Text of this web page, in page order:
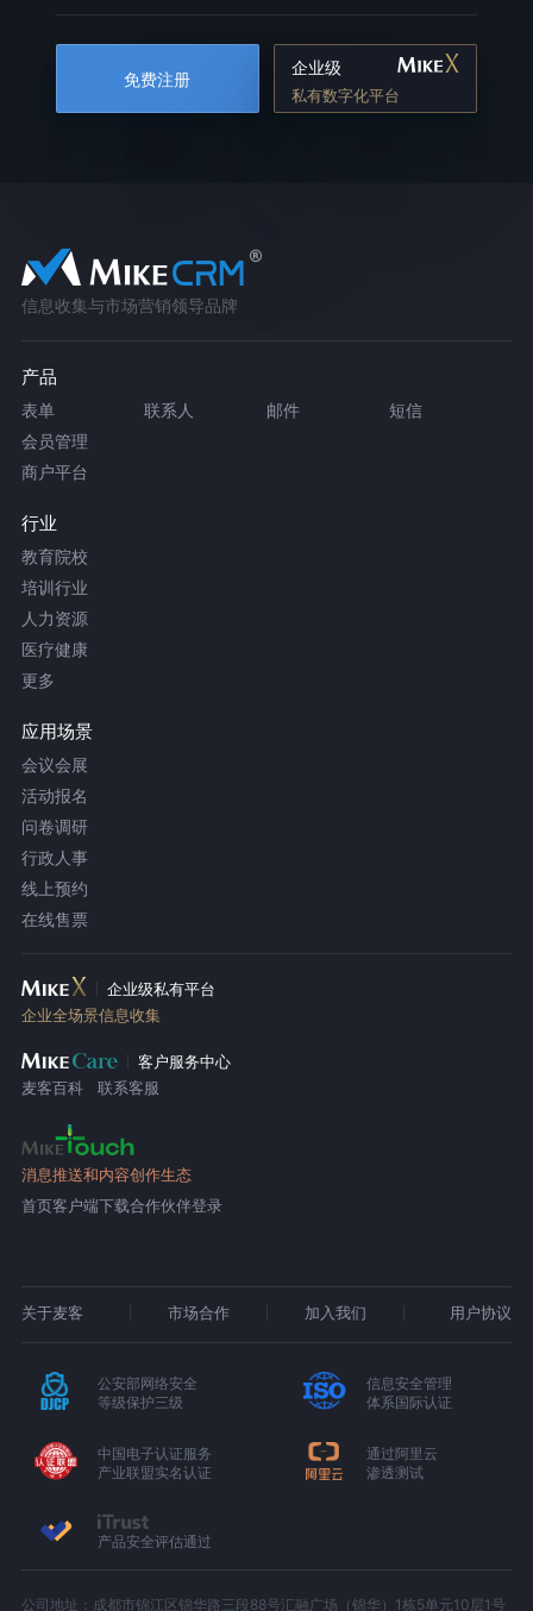
免费注册
企业级
私有数字化平台
信息收集与市场营销领导品牌
产品
表单 联系人 邮件
短信
会员管理
商户平台
行业
教育院校
培训行业
人力资源
医疗健康
更多
应用场景
会议会展
活动报名
问卷调研
行政人事
线上预约
在线售票
企业级私有平台
企业全场景信息收集
客户服务中心
麦客百科
联系客服
消息推送和内容创作生态
首页客户端下载合作伙伴登录
关于麦客 市场合作 加入我们 用户协议
公安部网络安全
等级保护三级
信息安全管理
体系国际认证
中国电子认证服务
产业联盟实名认证
通过阿里云
渗透测试
产品安全评估通过
公司地址：成都市锦江区锦华路三段88号汇融广场（锦华）1栋5单元10层1号